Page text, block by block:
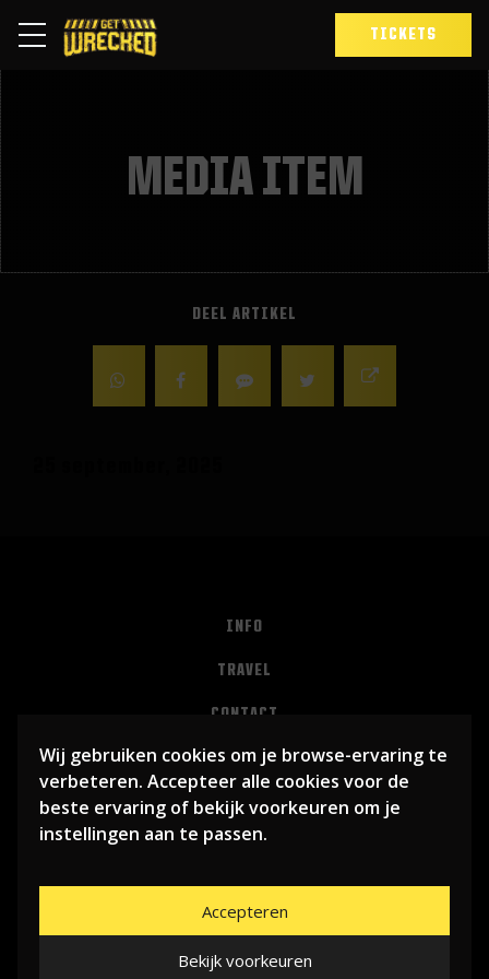
Wij gebruiken cookies om je browse-ervaring te
verbeteren. Accepteer alle cookies voor de
beste ervaring of bekijk voorkeuren om je
instellingen aan te passen.
Accepteren
Bekijk voorkeuren
TICKETS
MEDIA ITEM
DEEL ARTIKEL
INFO
TRAVEL
CONTACT
PRIVACY
ALGEMENE VOORWAARDEN